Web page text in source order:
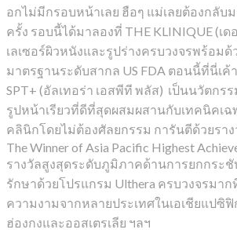
อกไม่มีกรอบหน้าเลย ฮือๆ แม่เลยต้องกลับ
ครั้ง รอบนี้ได้มาลองที่ THE KLINIQUE (เ
เลเซอร์ผิวหนังและรูปร่างครบวงจรพร้อม
มาตรฐานระดับสากล US FDA ตอนนี้ที่นี่เค้
SPT+ (อัลเทอร่า เอสพีที พลัส) เป็นนวัตกร
รูปหน้าเรียวที่ดีที่สุดผสมผสานกับเทคนิคเ
คลินิกโดยไม่ต้องศัลยกรรม การันตีด้วยราง
The Winner of Asia Pacific Highest
รางวัลสูงสุดระดับภูมิภาคด้านการยกกระ
รักษาด้วยโปรแกรม Ulthera ครบวงจรมา
ความงามจากหลายประเทศในเอเชียแปซิ
ฮ่องกงและออสเตรเลีย ฯลฯ